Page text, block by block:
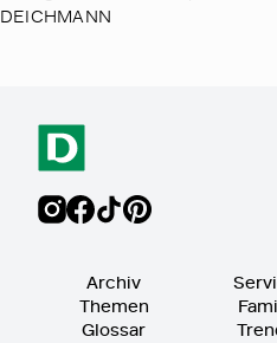
DEICHMANN
Archiv
Themen
Glossar